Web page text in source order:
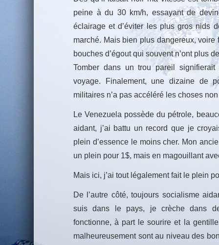
peine à du 30 km/h, essayant de
éclairage et d’éviter les plus gros nids
marché. Mais bien plus dangereux,
bouches d’égout qui souvent n’ont plus
Tomber dans un trou pareil
voyage. Finalement, une dizaine de
militaires n’a pas accéléré les choses
Le Venezuela possède du pétrole,
aidant, j’ai battu un record que je
plein d’essence le moins cher. Mon
un plein pour 1$, mais en magouillant
Mais ici, j’ai tout légalement fait le plein
De l’autre côté, toujours socialisme
suis dans le pays, je crèche dans
fonctionne, à part le sourire et la
malheureusement sont au niveau des